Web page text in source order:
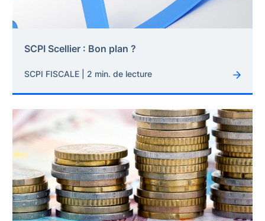
SCPI Scellier : Bon plan ?
SCPI FISCALE | 2 min. de lecture